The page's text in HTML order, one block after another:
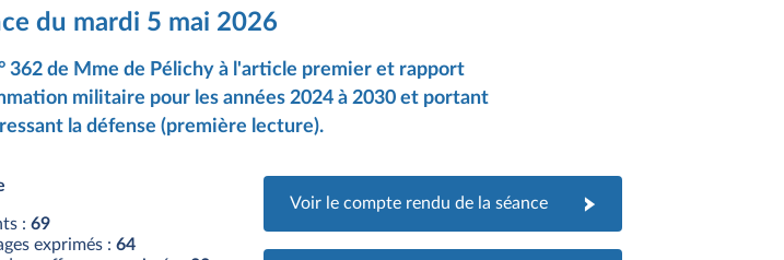
du mardi 5 mai 2026
362 de Mme de Pélichy à l'article premier et rapport
militaire pour les années 2024 à 2030 et portant
la défense (première lecture).
: 69
exprimés : 64
Voir le compte rendu de la séance